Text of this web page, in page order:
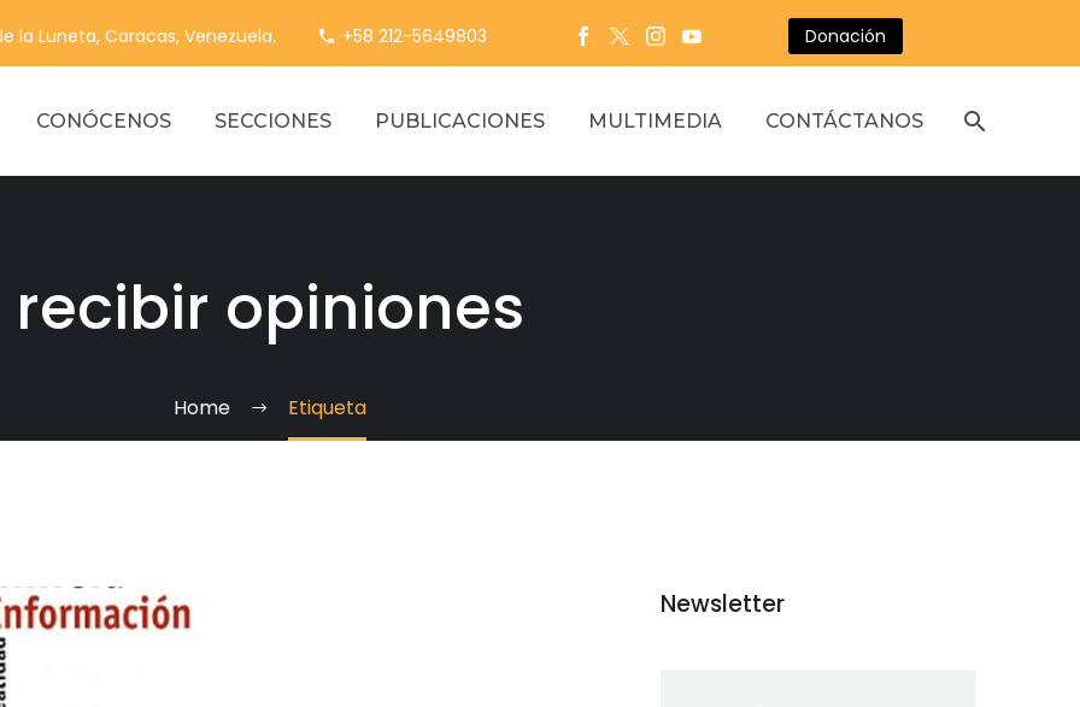
la Luneta, Caracas, Venezuela. +58 212-5649803 Donación
CONÓCENOS SECCIONES PUBLICACIONES MULTIMEDIA CONTÁCTANOS
recibir opiniones
Home Etiqueta
Newsletter